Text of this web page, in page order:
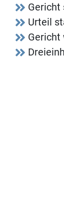
Gericht
Urteil
Gericht